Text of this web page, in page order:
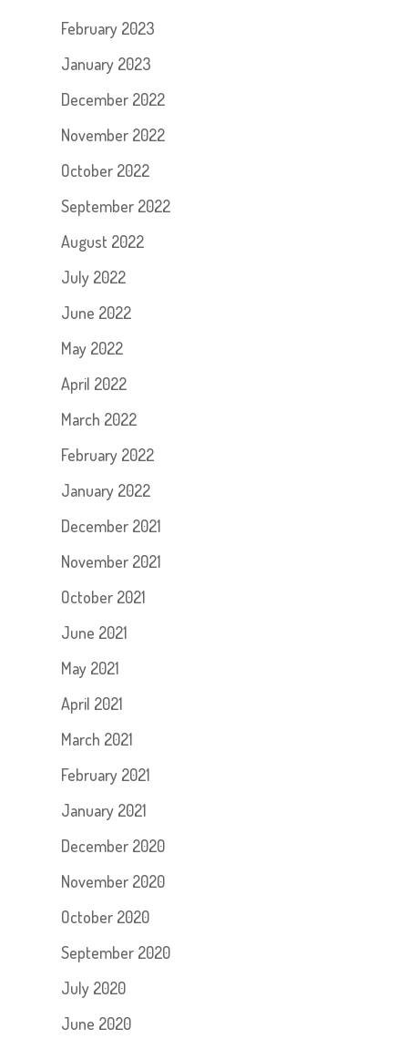
February 2023
January 2023
December 2022
November 2022
October 2022
September 2022
August 2022
July 2022
June 2022
May 2022
April 2022
March 2022
February 2022
January 2022
December 2021
November 2021
October 2021
June 2021
May 2021
April 2021
March 2021
February 2021
January 2021
December 2020
November 2020
October 2020
September 2020
July 2020
June 2020